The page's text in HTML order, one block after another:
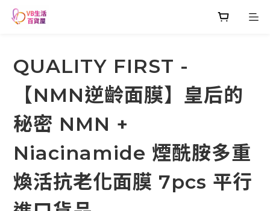
QUALITY FIRST -
【NMN逆齡面膜】皇后的
秘密 NMN +
Niacinamide 煙酰胺多重
煥活抗老化面膜 7pcs 平行